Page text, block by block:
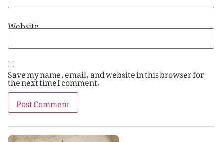
Website
Save my name, email, and website in this browser for
the next time I comment.